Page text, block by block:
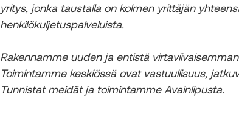
yritys, jonka taustalla on kolmen yrittäjän
henkilökuljetuspalveluista.
Rakennamme uuden ja entistä
Toimintamme keskiössä ovat vastuullisuus,
Tunnistat meidät ja toimintamme Avainlipusta.